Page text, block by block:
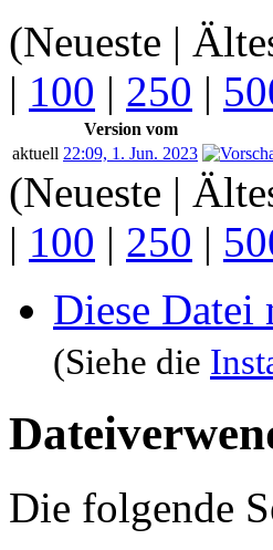
(Neueste |
| 100 | 250 |
Version vom
aktuell 22:09, 1. Jun. 2023
(Neueste |
| 100 | 250 |
Diese Datei
(Siehe die
Die folgende